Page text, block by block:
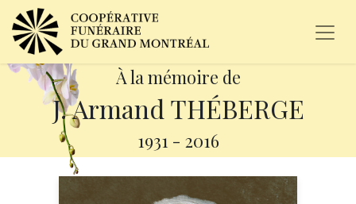
À la mémoire de
J. Armand THÉBERGE
1931 - 2016